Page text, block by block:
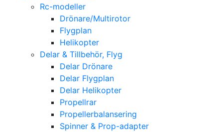
Rc-modeller
Drönare/Multirotor
Flygplan
Helikopter
Delar & Tillbehör, Flyg
Delar Drönare
Delar Flygplan
Delar Helikopter
Propellrar
Propellerbalansering
Spinner & Prop-adapter